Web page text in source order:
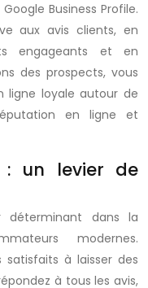
Business Profile.
aux avis clients, en
engageants et en
des prospects, vous
ligne loyale autour de
en ligne et
: un levier de
dans la
modernes.
à laisser des
à tous les avis,